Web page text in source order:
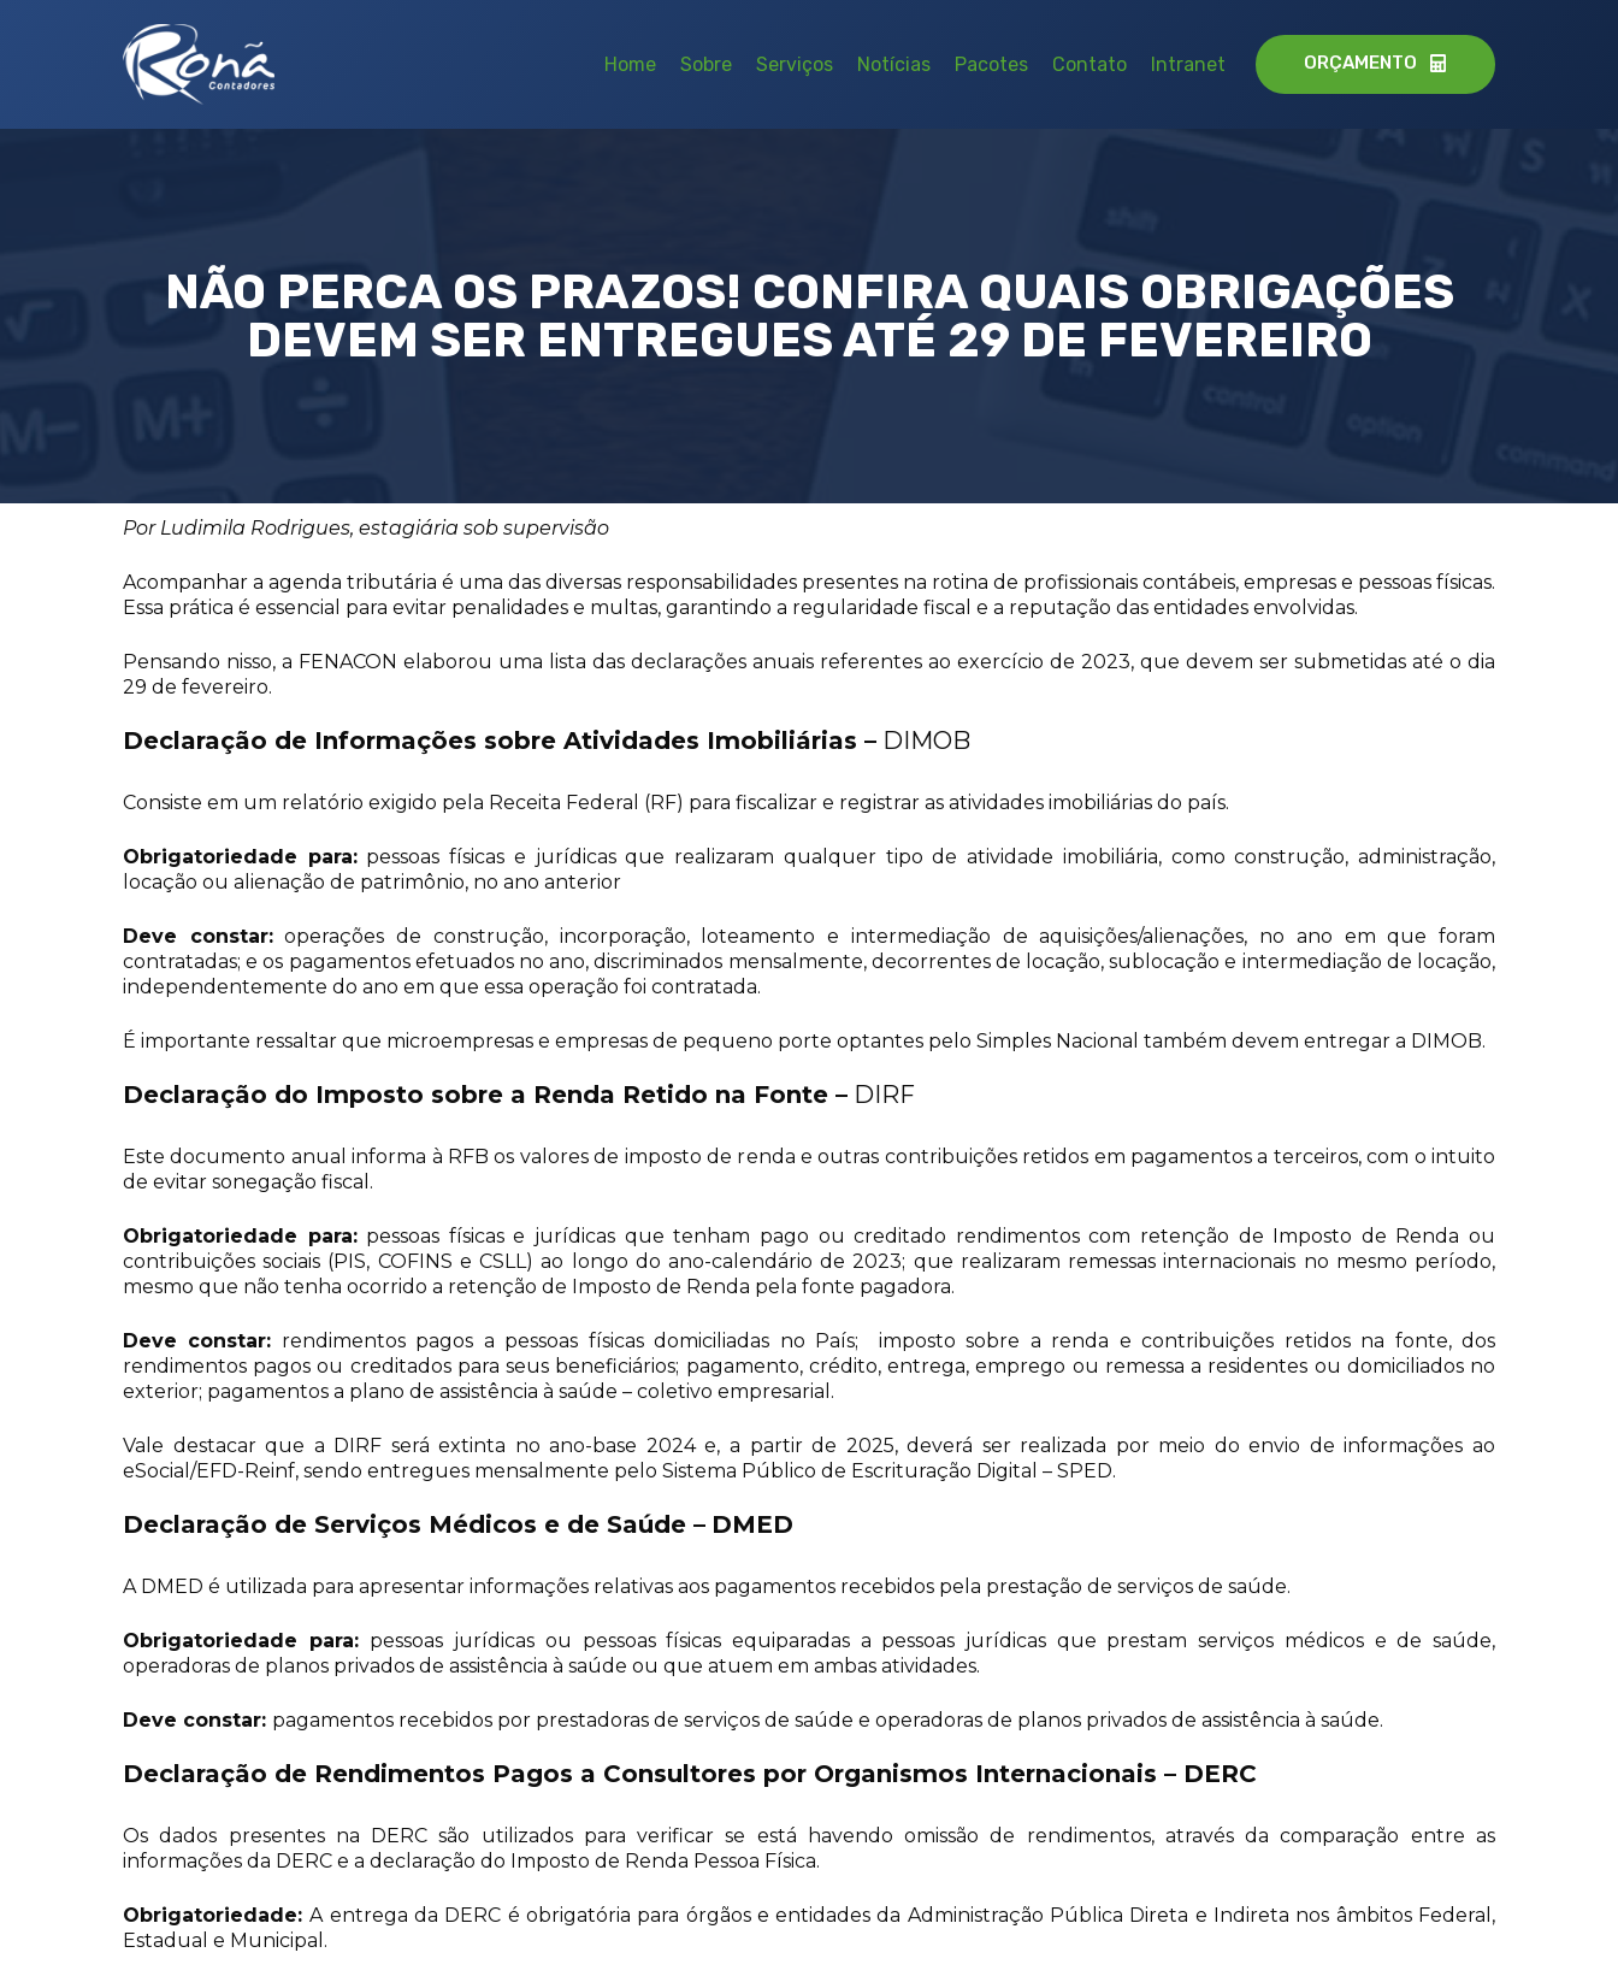
Home Sobre Serviços Notícias Pacotes Contato Intranet ORÇAMENTO
NÃO PERCA OS PRAZOS! CONFIRA QUAIS OBRIGAÇÕES
DEVEM SER ENTREGUES ATÉ 29 DE FEVEREIRO
Por Ludimila Rodrigues, estagiária sob supervisão
Acompanhar a agenda tributária é uma das diversas responsabilidades presentes na rotina de profissionais contábeis, empresas e pessoas físicas.
Essa prática é essencial para evitar penalidades e multas, garantindo a regularidade fiscal e a reputação das entidades envolvidas.
Pensando nisso, a FENACON elaborou uma lista das declarações anuais referentes ao exercício de 2023, que devem ser submetidas até o dia
29 de fevereiro.
Declaração de Informações sobre Atividades Imobiliárias – DIMOB
Consiste em um relatório exigido pela Receita Federal (RF) para fiscalizar e registrar as atividades imobiliárias do país.
Obrigatoriedade para:pessoas físicas e jurídicas que realizaram qualquer tipo de atividade imobiliária, como construção, administração,
locação ou alienação de patrimônio, no ano anterior
Deve constar:operações de construção, incorporação, loteamento e intermediação de aquisições/alienações, no ano em que foram
contratadas; e os pagamentos efetuados no ano, discriminados mensalmente, decorrentes de locação, sublocação e intermediação de locação,
independentemente do ano em que essa operação foi contratada.
É importante ressaltar que microempresas e empresas de pequeno porte optantes pelo Simples Nacional também devem entregar a DIMOB.
Declaração do Imposto sobre a Renda Retido na Fonte – DIRF
Este documento anual informa à RFB os valores de imposto de renda e outras contribuições retidos em pagamentos a terceiros, com o intuito
de evitar sonegação fiscal.
Obrigatoriedade para:pessoas físicas e jurídicas que tenham pago ou creditado rendimentos com retenção de Imposto de Renda ou
contribuições sociais (PIS, COFINS e CSLL) ao longo do ano-calendário de 2023; que realizaram remessas internacionais no mesmo período,
mesmo que não tenha ocorrido a retenção de Imposto de Renda pela fonte pagadora.
Deve constar: rendimentos pagos a pessoas físicas domiciliadas no País; imposto sobre a renda e contribuições retidos na fonte, dos
rendimentos pagos ou creditados para seus beneficiários; pagamento, crédito, entrega, emprego ou remessa a residentes ou domiciliados no
exterior; pagamentos a plano de assistência à saúde – coletivo empresarial.
Vale destacar que a DIRF será extinta no ano-base 2024 e, a partir de 2025, deverá ser realizada por meio do envio de informações ao
eSocial/EFD-Reinf, sendo entregues mensalmente pelo Sistema Público de Escrituração Digital – SPED.
Declaração de Serviços Médicos e de Saúde – DMED
A DMED é utilizada para apresentar informações relativas aos pagamentos recebidos pela prestação de serviços de saúde.
Obrigatoriedade para: pessoas jurídicas ou pessoas físicas equiparadas a pessoas jurídicas que prestam serviços médicos e de saúde,
operadoras de planos privados de assistência à saúde ou que atuem em ambas atividades.
Deve constar: pagamentos recebidos por prestadoras de serviços de saúde e operadoras de planos privados de assistência à saúde.
Declaração de Rendimentos Pagos a Consultores por Organismos Internacionais – DERC
Os dados presentes na DERC são utilizados para verificar se está havendo omissão de rendimentos, através da comparação entre as
informações da DERC e a declaração do Imposto de Renda Pessoa Física.
Obrigatoriedade:A entrega da DERC é obrigatória para órgãos e entidades da Administração Pública Direta e Indireta nos âmbitos Federal,
Estadual e Municipal.